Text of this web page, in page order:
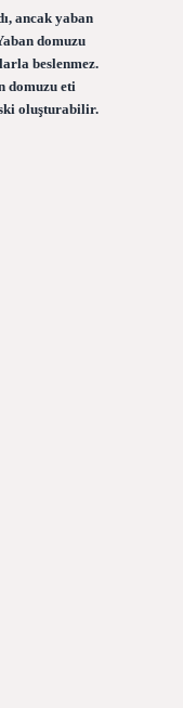
ancak yaban
domuzu
beslenmez.
domuzu eti
oluşturabilir.